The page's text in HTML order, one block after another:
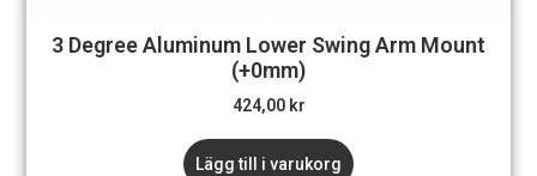
3 Degree Aluminum Lower Swing Arm Mount
(+0mm)
424,00 kr
Lägg till i varukorg